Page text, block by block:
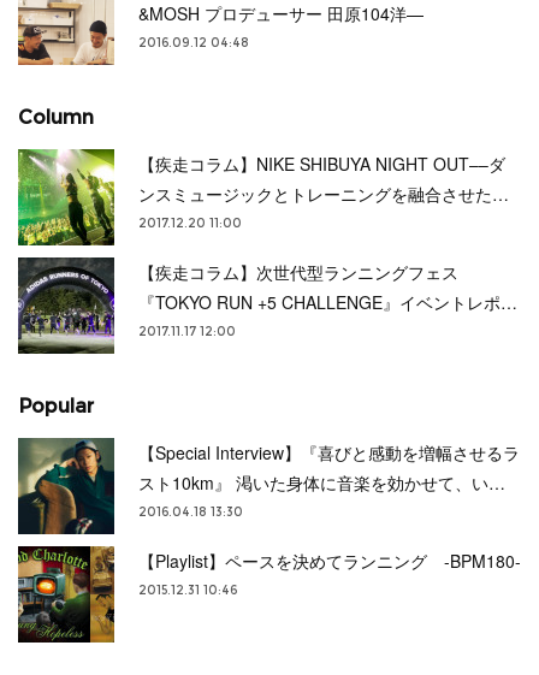
&MOSH プロデューサー 田原104洋—
2016.09.12 04:48
Column
【疾走コラム】NIKE SHIBUYA NIGHT OUT––ダ
ンスミュージックとトレーニングを融合させた…
2017.12.20 11:00
【疾走コラム】次世代型ランニングフェス
『TOKYO RUN +5 CHALLENGE』イベントレポ…
2017.11.17 12:00
Popular
【Special Interview】『喜びと感動を増幅させるラ
スト10km』 渇いた身体に音楽を効かせて、い…
2016.04.18 13:30
【Playlist】ペースを決めてランニング -BPM180-
2015.12.31 10:46